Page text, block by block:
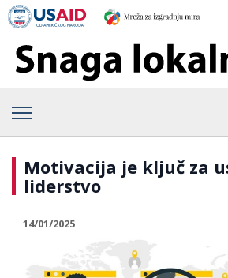
Motivacija je ključ za
liderstvo
14/01/2025